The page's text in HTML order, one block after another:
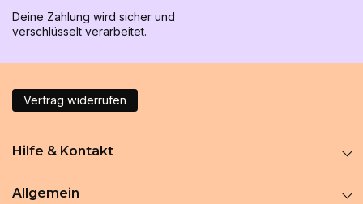
Deine Zahlung wird sicher und
verschlüsselt verarbeitet.
Vertrag widerrufen
Hilfe & Kontakt
Allgemein